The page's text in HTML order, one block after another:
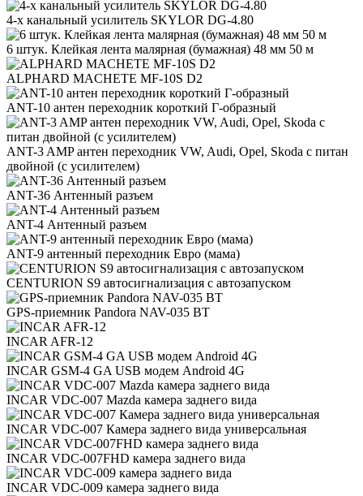
4-х канальный усилитель SKYLOR DG-4.80
6 штук. Клейкая лента малярная (бумажная) 48 мм 50 м
ALPHARD MACHETE MF-10S D2
ANT-10 антен переходник короткий Г-образный
ANT-3 AMP антен переходник VW, Audi, Opel, Skoda с питан
двойной (с усилителем)
ANT-36 Антенный разъем
ANT-4 Антенный разъем
ANT-9 антенный переходник Евро (мама)
CENTURION S9 автосигнализация с автозапуском
GPS-приемник Pandora NAV-035 BT
INCAR AFR-12
INCAR GSM-4 GA USB модем Android 4G
INCAR VDC-007 Mazda камера заднего вида
INCAR VDC-007 Камера заднего вида универсальная
INCAR VDC-007FHD камера заднего вида
INCAR VDC-009 камера заднего вида